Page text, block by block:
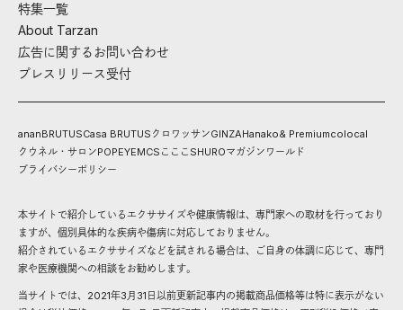
特集一覧
About Tarzan
広告に関するお問い合わせ
プレスリリース受付
ananBRUTUSCasa BRUTUS クロワッサンGINZAHanako& Premiumcolocal
クウネル・サロンPOPEYEMCS こここ SHUROマガジンワールド
プライバシーポリシー
本サイトで紹介しているエクササイズや健康情報は、専門家への取材を行っており
ますが、個別具体的な疾病や傷病に対応しておりません。
紹介されているエクササイズなどを試される場合は、ご自身の体調に応じて、専門
家や医療機関への相談をお勧めします。
当サイトでは、2021年3月31日以前更新記事内の掲載商品価格等は特に表示がない